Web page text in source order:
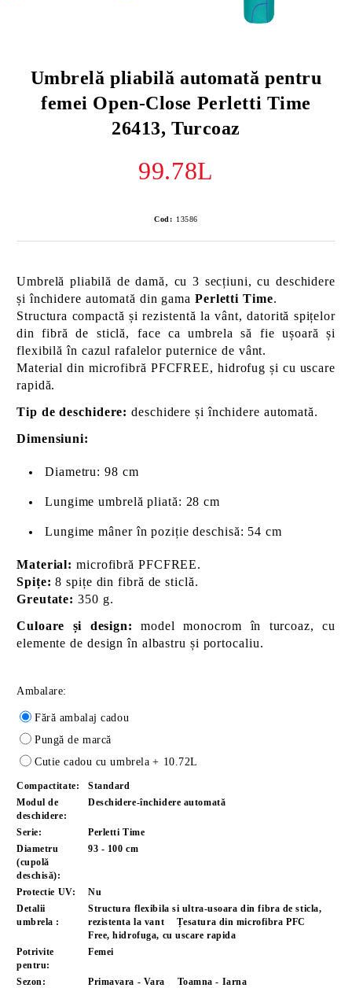
Umbrelă pliabilă automată pentru
femei Open-Close Perletti Time
26413, Turcoaz
99.78L
Cod: 13586
Umbrelă pliabilă de damă, cu 3 secțiuni, cu deschidere
și închidere automată din gama Perletti Time.
Structura compactă și rezistentă la vânt, datorită spițelor
din fibră de sticlă, face ca umbrela să fie ușoară și
flexibilă în cazul rafalelor puternice de vânt.
Material din microfibră PFCFREE, hidrofug și cu uscare
rapidă.
Tip de deschidere: deschidere și închidere automată.
Dimensiuni:
Diametru: 98 cm
Lungime umbrelă pliată: 28 cm
Lungime mâner în poziție deschisă: 54 cm
Material: microfibră PFCFREE.
Spițe: 8 spițe din fibră de sticlă.
Greutate: 350 g.
Culoare și design:
model monocrom în turcoaz, cu
elemente de design în albastru și portocaliu.
Ambalare:
Fără ambalaj cadou
Pungă de marcă
Cutie cadou cu umbrela + 10.72L
Compactitate:
Standard
Modul de
deschidere:
Deschidere-închidere automată
Serie:
Perletti Time
Diametru
(cupolă
deschisă):
93 - 100 cm
Protectie UV:
Nu
Detalii
umbrela :
Structura flexibila si ultra-usoara din fibra de sticla,
rezistenta la vant
Țesatura din microfibra PFC
Free, hidrofuga, cu uscare rapida
Potrivite
pentru:
Femei
Sezon: Primavara - Vara Toamna - Iarna